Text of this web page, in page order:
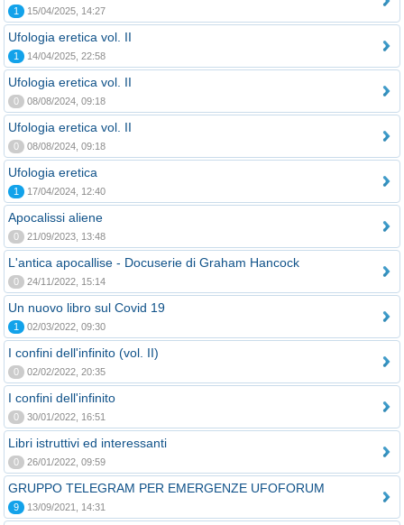
1 15/04/2025, 14:27
Ufologia eretica vol. II
1 14/04/2025, 22:58
Ufologia eretica vol. II
0 08/08/2024, 09:18
Ufologia eretica vol. II
0 08/08/2024, 09:18
Ufologia eretica
1 17/04/2024, 12:40
Apocalissi aliene
0 21/09/2023, 13:48
L'antica apocallise - Docuserie di Graham Hancock
0 24/11/2022, 15:14
Un nuovo libro sul Covid 19
1 02/03/2022, 09:30
I confini dell'infinito (vol. II)
0 02/02/2022, 20:35
I confini dell'infinito
0 30/01/2022, 16:51
Libri istruttivi ed interessanti
0 26/01/2022, 09:59
GRUPPO TELEGRAM PER EMERGENZE UFOFORUM
9 13/09/2021, 14:31